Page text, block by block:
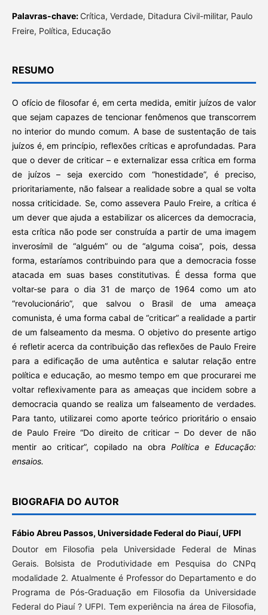
Palavras-chave: Crítica, Verdade, Ditadura Civil-militar, Paulo
Freire, Política, Educação
RESUMO
O ofício de filosofar é, em certa medida, emitir juízos de valor
que sejam capazes de tencionar fenômenos que transcorrem
no interior do mundo comum. A base de sustentação de tais
juízos é, em princípio, reflexões críticas e aprofundadas. Para
que o dever de criticar – e externalizar essa crítica em forma
de juízos – seja exercido com “honestidade”, é preciso,
prioritariamente, não falsear a realidade sobre a qual se volta
nossa criticidade. Se, como assevera Paulo Freire, a crítica é
um dever que ajuda a estabilizar os alicerces da democracia,
esta crítica não pode ser construída a partir de uma imagem
inverosímil de “alguém” ou de “alguma coisa”, pois, dessa
forma, estaríamos contribuindo para que a democracia fosse
atacada em suas bases constitutivas. É dessa forma que
voltar-se para o dia 31 de março de 1964 como um ato
“revolucionário”, que salvou o Brasil de uma ameaça
comunista, é uma forma cabal de “criticar” a realidade a partir
de um falseamento da mesma. O objetivo do presente artigo
é refletir acerca da contribuição das reflexões de Paulo Freire
para a edificação de uma autêntica e salutar relação entre
política e educação, ao mesmo tempo em que procurarei me
voltar reflexivamente para as ameaças que incidem sobre a
democracia quando se realiza um falseamento de verdades.
Para tanto, utilizarei como aporte teórico prioritário o ensaio
de Paulo Freire “Do direito de criticar – Do dever de não
mentir ao criticar”, copilado na obraPolítica e Educação:
ensaios.
BIOGRAFIA DO AUTOR
Fábio Abreu Passos, Universidade Federal do Piauí, UFPI
Doutor em Filosofia pela Universidade Federal de Minas
Gerais. Bolsista de Produtividade em Pesquisa do CNPq
modalidade 2. Atualmente é Professor do Departamento e do
Programa de Pós-Graduação em Filosofia da Universidade
Federal do Piauí ? UFPI. Tem experiência na área de Filosofia,